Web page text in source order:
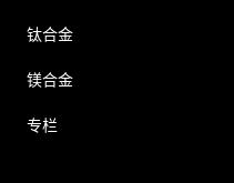
钛合金
镁合金
专栏